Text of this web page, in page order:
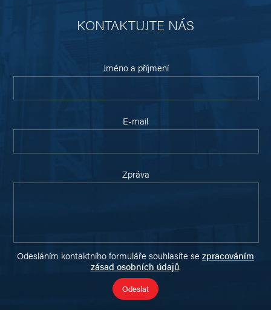
KONTAKTUJTE NÁS
Jméno a příjmení
E-mail
Zpráva
Odesláním kontaktního formuláře souhlasíte se zpracováním
zásad osobních údajů.